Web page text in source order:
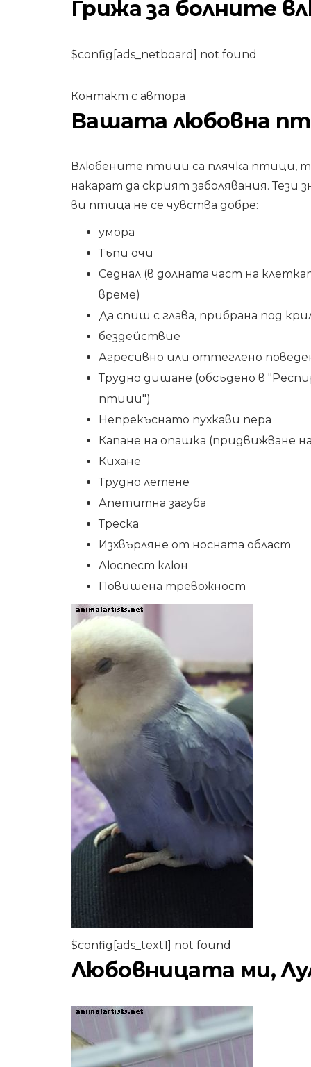
Грижа за болните
$config[ads_netboard] not found
Контакт с автора
Вашата любовна
Влюбените птици са плячка птици,
накарат да скрият заболявания. Тези
ви птица не се чувства добре:
умора
Тъпи очи
Седнал (в долната част на
време)
Да спиш с глава, прибрана под
бездействие
Агресивно или оттеглено
Трудно дишане (обсъдено в
птици")
Непрекъснато пухкави пера
Капане на опашка (придвижване
Кихане
Трудно летене
Апетитна загуба
Треска
Изхвърляне от носната област
Люспест клюн
Повишена тревожност
$config[ads_text1] not found
Любовницата ми,
приготвено
рецепта (със
снимки)
7,2026